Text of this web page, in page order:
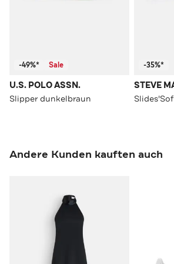
-49%* Sale
U.S. POLO ASSN.
Slipper dunkelbraun
-35%*
STEVE
Andere Kunden kauften auch